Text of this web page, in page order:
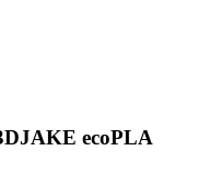
ecoPLA